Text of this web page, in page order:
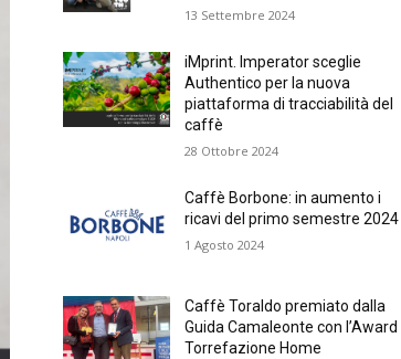
13 Settembre 2024
iMprint. Imperator sceglie
Authentico per la nuova
piattaforma di tracciabilità del
caffè
28 Ottobre 2024
Caffè Borbone: in aumento i
ricavi del primo semestre 2024
1 Agosto 2024
Caffè Toraldo premiato dalla
Guida Camaleonte con l’Award
Torrefazione Home